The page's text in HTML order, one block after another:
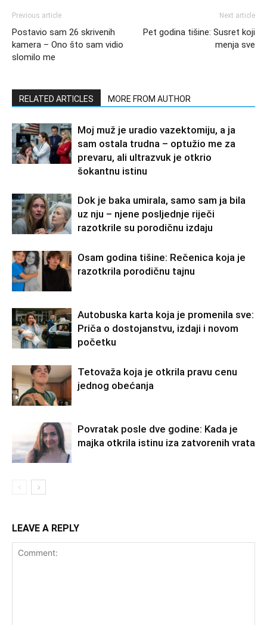
Previous article
Postavio sam 26 skrivenih
kamera – Ono što sam vidio
slomilo me
Next article
Pet godina tišine: Susret koji
menja sve
RELATED ARTICLES MORE FROM AUTHOR
Moj muž je uradio vazektomiju, a ja
sam ostala trudna – optužio me za
prevaru, ali ultrazvuk je otkrio
šokantnu istinu
Dok je baka umirala, samo sam ja bila
uz nju – njene posljednje riječi
razotkrile su porodičnu izdaju
Osam godina tišine: Rečenica koja je
razotkrila porodičnu tajnu
Autobuska karta koja je promenila sve:
Priča o dostojanstvu, izdaji i novom
početku
Tetovaža koja je otkrila pravu cenu
jednog obećanja
Povratak posle dve godine: Kada je
majka otkrila istinu iza zatvorenih vrata
LEAVE A REPLY